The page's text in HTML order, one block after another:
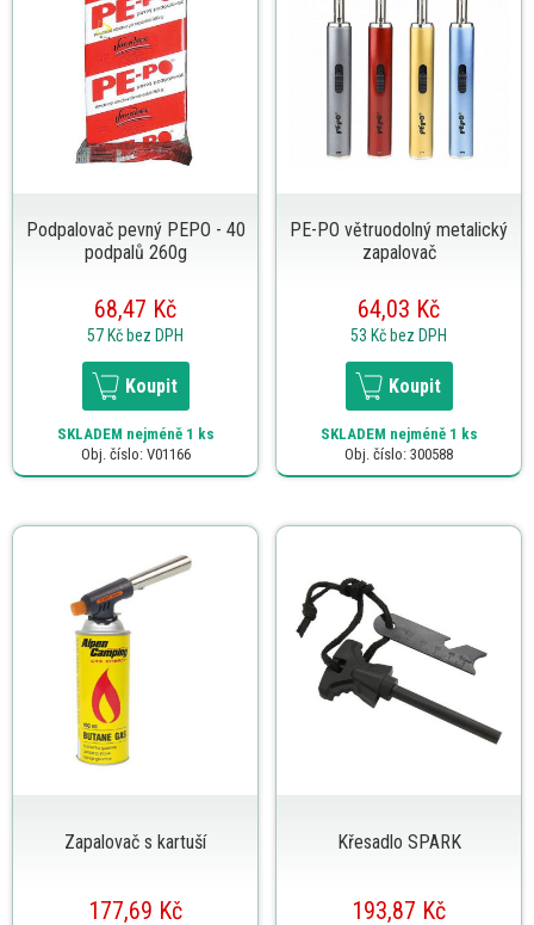
Podpalovač pevný PEPO - 40
podpalů 260g
68,47 Kč
57 Kč bez DPH
Koupit
SKLADEM nejméně 1 ks
Obj. číslo: V01166
PE-PO větruodolný metalický
zapalovač
64,03 Kč
53 Kč bez DPH
Koupit
SKLADEM nejméně 1 ks
Obj. číslo: 300588
Zapalovač s kartuší
177,69 Kč
Křesadlo SPARK
193,87 Kč